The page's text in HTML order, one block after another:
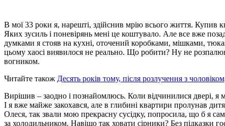
В мої 33 роки я, нарешті, здійснив мрію всього життя. Купив
Яких зусиль і поневірянь мені це коштувало. Але все вже
думками я стояв на кухні, оточений коробками, мішками,
цьому хаосі виявилося не реально. Що робити? Ну не
вогником.
Читайте також Десять років тому, після розлучення з
Вирішив – заодно і познайомлюсь. Коли відчинилися двері, я
І я вже майже закохався, але в глибині квартири пролунав
Олеся, так звали мою прекрасну сусідку, попросила, що б я
за холодильником. Навіщо так ховати сірники? Без підказки